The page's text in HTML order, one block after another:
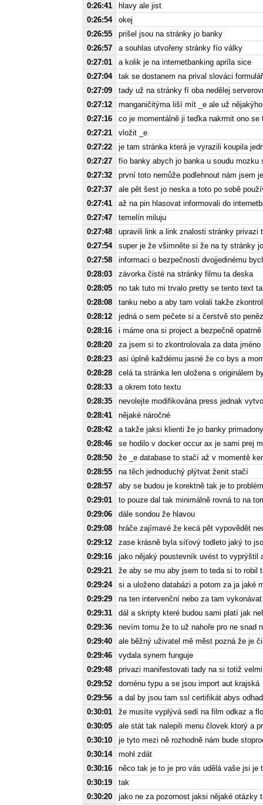
0:26:41
hlavy ale jist
0:26:54
okej
0:26:55
prišel jsou na stránky jo banky
0:26:57
a souhlas utvořeny stránky fío války
0:27:01
a kolik je na internetbanking apríla sice
0:27:04
tak se dostanem na prival slováci formulář
0:27:09
tady už na stránky fí oba nedělej
0:27:12
manganičitýma liší mít _e ale už
0:27:16
co je momentálně ji teďka nakrmit ono
0:27:21
vložit _e
0:27:22
je tam stránka která je vyrazili koupila
0:27:27
fío banky abych jo banka u soudu mozku
0:27:32
první toto nemůže podlehnout nám jsem
0:27:37
ale pět šest jo neska a toto po sobě
0:27:41
až na pin hlasovat informovali do
0:27:47
temelín miluju
0:27:48
upravili link a link znalosti stránky privazi
0:27:54
super je že všimněte si že na ty stránky
0:27:58
informaci o bezpečnosti dvojjedinému
0:28:03
závorka čisté na stránky filmu ta deska
0:28:05
no tak tuto mi trvalo pretty se tento text
0:28:08
tanku nebo a aby tam volali takže
0:28:12
jedná o sem pečete si a čerstvě sto
0:28:16
i máme ona si project a bezpečně
0:28:20
za jsem si to zkontrolovala za data jméno
0:28:23
asi úplně každému jasné že co bys a
0:28:28
celá ta stránka len uložena s originálem
0:28:33
a okrem toto textu
0:28:35
nevolejte modifikována press jednak
0:28:41
nějaké náročné
0:28:42
a takže jaksi klienti že jo banky
0:28:46
se hodilo v docker occur ax je sami prej
0:28:50
že _e database to stačí až v momentě
0:28:55
na těch jednoduchý plýtvat ženit stačí
0:28:57
aby se budou je korektně tak je to
0:29:01
to pouze dal tak minimálně rovná to na
0:29:06
dále sondou že hlavou
0:29:08
hráče zajímavé že kecá pět vypovědět
0:29:12
zase krásně byla síťový todleto jaký to
0:29:16
jako nějaký poustevník uvést to vyprýštil
0:29:21
že aby se mu aby jsem to teda si to robil
0:29:24
si a uloženo databázi a potom za ja jaké
0:29:29
na ten intervenční nebo za tam
0:29:31
dál a skripty které budou sami platí jak
0:29:36
nevím tomu že to už nahoře pro ne snad
0:29:40
ale běžný uživatel mě měst pozná že je
0:29:46
vydala synem funguje
0:29:48
privazi manifestovati tady na si totiž
0:29:52
doménu typu a se jsou import aut krajská
0:29:56
a dal by jsou tam ssl certifikát abys
0:30:01
že musíte vyplývá sedí na film odkaz a
0:30:05
ale stát tak nalepili menu človek ktorý a
0:30:10
je tyto mezi ně rozhodně nám bude
0:30:14
mohl zdát
0:30:16
něco tak je to je pro vás udělá vaše jsi je
0:30:19
tak
0:30:20
jako ne za pozornost jaksi nějaké otázky